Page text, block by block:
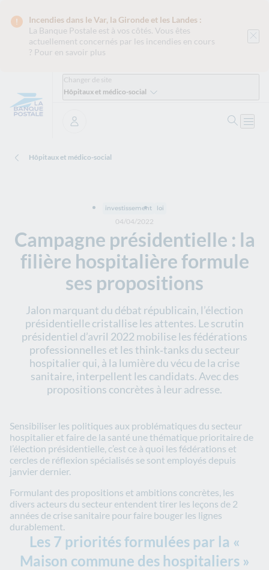
Incendies dans le Var, la Gironde et les Landes :
La Banque Postale est à vos côtés. Vous êtes
actuellement concernés par les incendies en cours
? Pour en savoir plus
Changer de site
Hôpitaux et médico-social
Se connecter
Hôpitaux et médico-social
Campagne présidentielle : la
filière hospitalière formule
ses propositions
04/04/2022
investissement loi
Jalon marquant du débat républicain, l’élection
présidentielle cristallise les attentes. Le scrutin
présidentiel d’avril 2022 mobilise les fédérations
professionnelles et les think‑tanks du secteur
hospitalier qui, à la lumière du vécu de la crise
sanitaire, interpellent les candidats. Avec des
propositions concrètes à leur adresse.
Sensibiliser les politiques aux problématiques du secteur
hospitalier et faire de la santé une thématique prioritaire de
l’élection présidentielle, c’est ce à quoi les fédérations et
cercles de réflexion spécialisés se sont employés depuis
janvier dernier.
Formulant des propositions et ambitions concrètes, les
divers acteurs du secteur entendent tirer les leçons de 2
années de crise sanitaire pour faire bouger les lignes
durablement.
Les 7 priorités formulées par la «
Maison commune des hospitaliers »